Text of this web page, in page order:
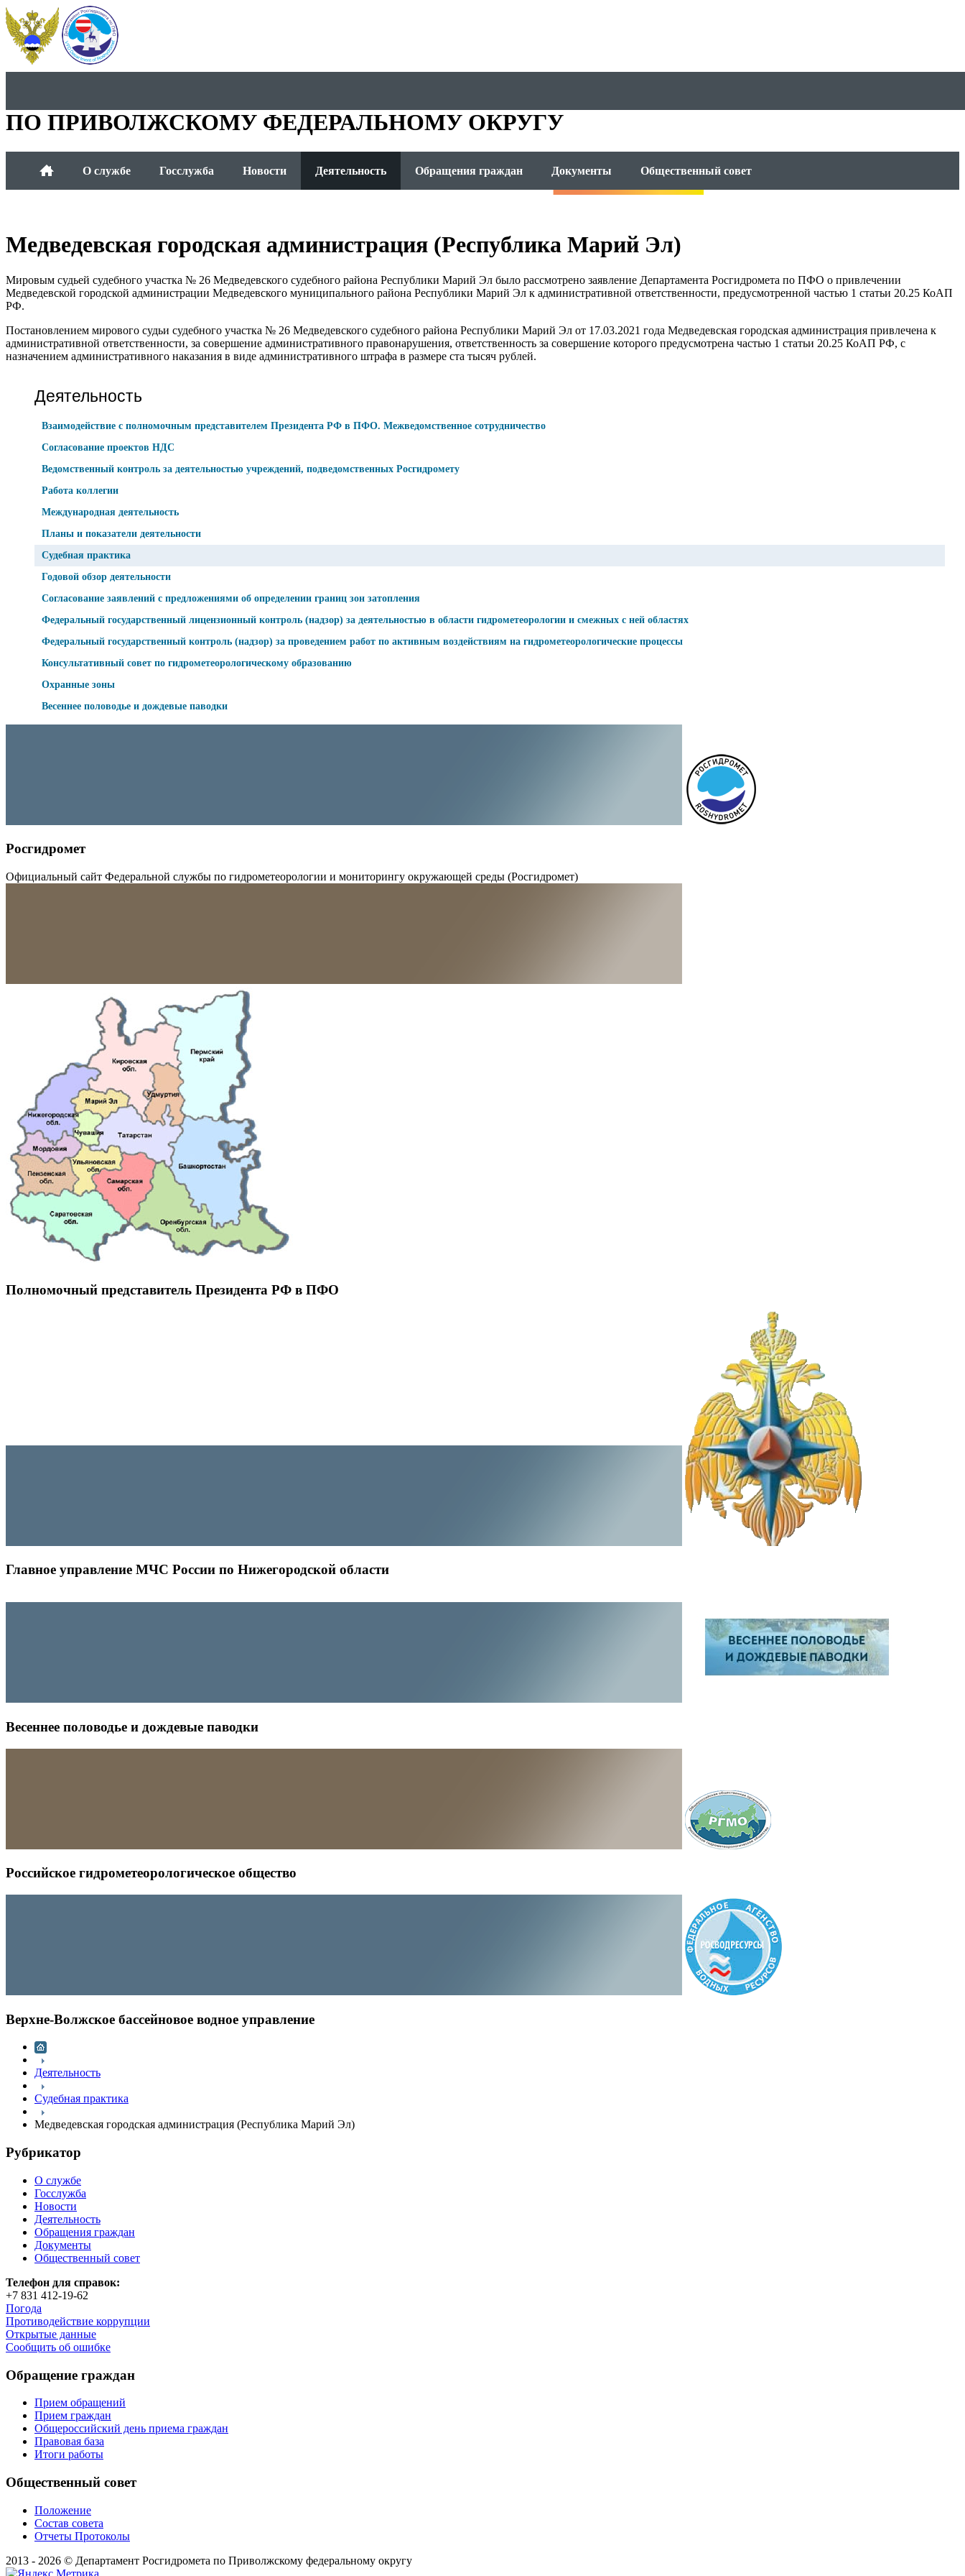
ПО ПРИВОЛЖСКОМУ ФЕДЕРАЛЬНОМУ ОКРУГУ
О службе Госслужба Новости Деятельность Обращения граждан Документы Общественный совет
Медведевская городская администрация (Республика Марий Эл)
Мировым судьей судебного участка № 26 Медведевского судебного района Республики Марий Эл было рассмотрено заявление Департамента Росгидромета по ПФО о привлечении
Медведевской городской администрации Медведевского муниципального района Республики Марий Эл к административной ответственности, предусмотренной частью 1 статьи 20.25 КоАП
РФ.
Постановлением мирового судьи судебного участка № 26 Медведевского судебного района Республики Марий Эл от 17.03.2021 года Медведевская городская администрация привлечена к
административной ответственности, за совершение административного правонарушения, ответственность за совершение которого предусмотрена частью 1 статьи 20.25 КоАП РФ, с
назначением административного наказания в виде административного штрафа в размере ста тысяч рублей.
Деятельность
Взаимодействие с полномочным представителем Президента РФ в ПФО. Межведомственное сотрудничество
Согласование проектов НДС
Ведомственный контроль за деятельностью учреждений, подведомственных Росгидромету
Работа коллегии
Международная деятельность
Планы и показатели деятельности
Судебная практика
Годовой обзор деятельности
Согласование заявлений с предложениями об определении границ зон затопления
Федеральный государственный лицензионный контроль (надзор) за деятельностью в области гидрометеорологии и смежных с ней областях
Федеральный государственный контроль (надзор) за проведением работ по активным воздействиям на гидрометеорологические процессы
Консультативный совет по гидрометеорологическому образованию
Охранные зоны
Весеннее половодье и дождевые паводки
Росгидромет
Официальный сайт Федеральной службы по гидрометеорологии и мониторингу окружающей среды (Росгидромет)
Полномочный представитель Президента РФ в ПФО
Главное управление МЧС России по Нижегородской области
Весеннее половодье и дождевые паводки
Российское гидрометеорологическое общество
Верхне-Волжское бассейновое водное управление
Деятельность
Судебная практика
Медведевская городская администрация (Республика Марий Эл)
Рубрикатор
О службе
Госслужба
Новости
Деятельность
Обращения граждан
Документы
Общественный совет
Телефон для справок:
+7 831 412-19-62
Погода
Противодействие коррупции
Открытые данные
Сообщить об ошибке
Обращение граждан
Прием обращений
Прием граждан
Общероссийский день приема граждан
Правовая база
Итоги работы
Общественный совет
Положение
Состав совета
Отчеты Протоколы
2013 - 2026 © Департамент Росгидромета по Приволжскому федеральному округу